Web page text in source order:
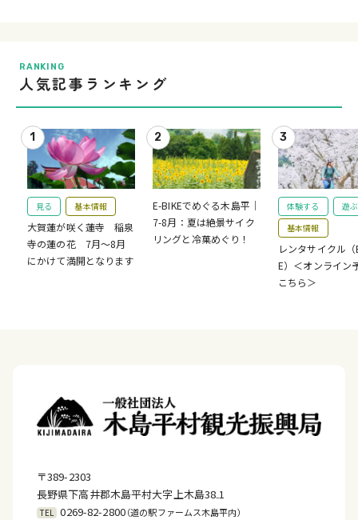
RANKING
人気記事ランキング
見る 基本情報
大賀蓮が咲く蓮寺 稲泉
寺の蓮の花 7月～8月
にかけて満開となります
E-BIKEでめぐる木島平｜
7-8月：夏は絶景サイク
リングと冷菓めぐり！
体験する
遊ぶ
基本情報
レンタサイクル（
E）＜オンライン
こちら＞
〒389-2303
長野県下高井郡木島平村大字上木島38₋1
TEL 0269-82-2800（道の駅ファームス木島平内）